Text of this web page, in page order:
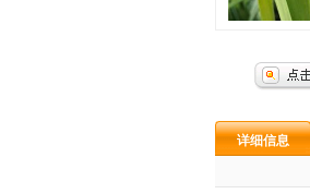
详细信息